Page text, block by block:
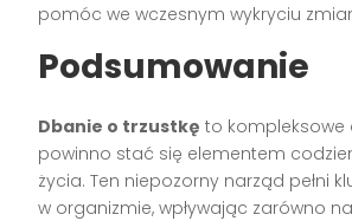
pomóc we wczesnym wykryciu
Podsumowanie
Dbanie o trzustkę to kompleksowe
powinno stać się elementem
życia. Ten niepozorny narząd pełni
w organizmie, wpływając zarówno